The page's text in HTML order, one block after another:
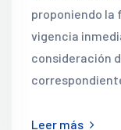
proponiendo la
vigencia
consideración
Leer más